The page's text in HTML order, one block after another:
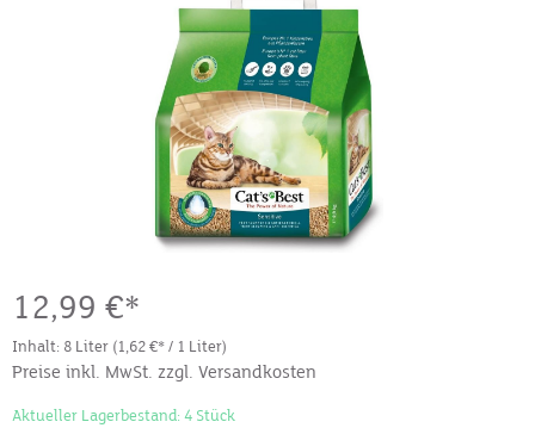
12,99 €*
Inhalt: 8 Liter (1,62 €* / 1 Liter)
Preise inkl. MwSt. zzgl. Versandkosten
Aktueller Lagerbestand: 4 Stück